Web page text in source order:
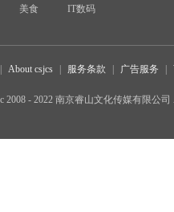
美食 IT数码
About csjcs 服务条款 广告服务
2008 - 2022 南京睿山文化传媒有限公司